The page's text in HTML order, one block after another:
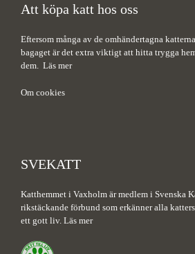
Att köpa katt hos oss
Eftersom många av de omhändertagna
bagaget är det extra viktigt att hitta trygga
dem. Läs mer
Om cookies
SVEKATT
Katthemmet i Vaxholm är medlem i Svenska
rikstäckande förbund som erkänner alla
ett gott liv. Läs mer